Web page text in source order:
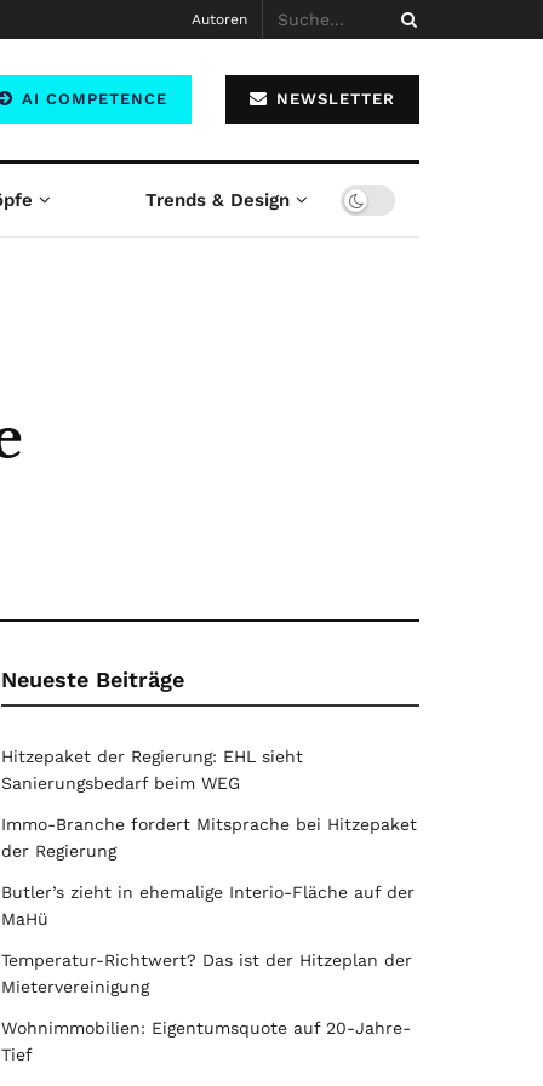
Autoren
AI COMPETENCE NEWSLETTER
Trends & Design
Neueste Beiträge
Hitzepaket der Regierung: EHL sieht
Sanierungsbedarf beim WEG
Immo-Branche fordert Mitsprache bei Hitzepaket
der Regierung
Butler’s zieht in ehemalige Interio-Fläche auf der
MaHü
Temperatur-Richtwert? Das ist der Hitzeplan der
Mietervereinigung
Wohnimmobilien: Eigentumsquote auf 20-Jahre-
Tief